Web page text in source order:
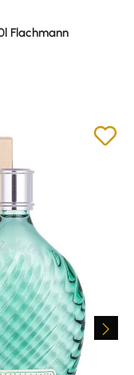
5 Sternen
Flachmann